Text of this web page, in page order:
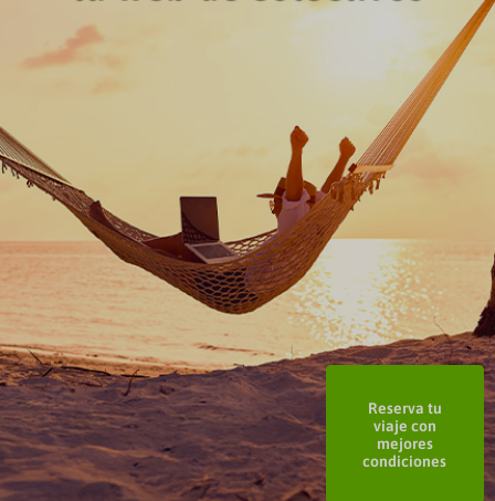
Reserva tu
viaje con
mejores
condiciones